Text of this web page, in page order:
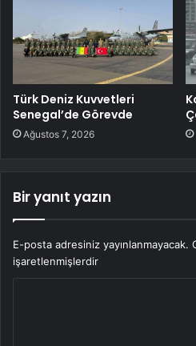
Türk Deniz Kuvvetleri
Senegal’de Görevde
Ağustos 7, 2026
Bir yanıt yazın
E-posta adresiniz yayınlanmayacak.
işaretlenmişlerdir